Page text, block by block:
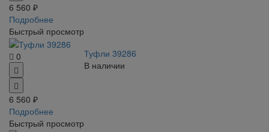
6 560 ₽
Подробнее
Быстрый просмотр
0
Туфли 39286
В наличии
6 560 ₽
Подробнее
Быстрый просмотр